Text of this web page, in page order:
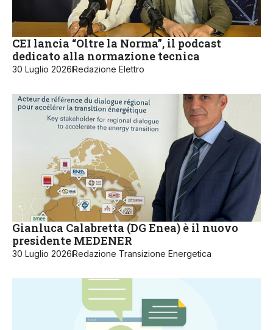
CEI lancia “Oltre la Norma”, il podcast
dedicato alla normazione tecnica
30 Luglio 2026 Redazione Elettro
Gianluca Calabretta (DG Enea) è il nuovo
presidente MEDENER
30 Luglio 2026 Redazione Transizione Energetica